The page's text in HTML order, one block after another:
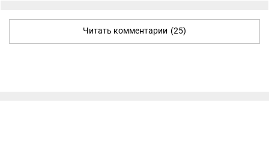
Читать комментарии (25)